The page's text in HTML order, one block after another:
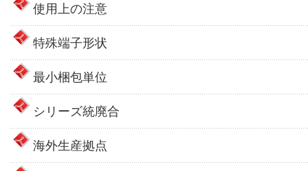
使用上の注意
特殊端子形状
最小梱包単位
シリーズ統廃合
海外生産拠点